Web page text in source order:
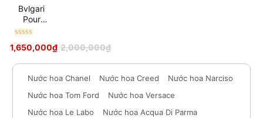
Bvlgari
Pour
Homme
hạng5sao 2,000,000₫
1,650,000₫
Nước hoa Chanel Nước hoa Creed
Nước hoa Narciso
Nước hoa Tom Ford
Nước hoa Versace
Nước hoa Le Labo
Nước hoa Acqua Di Parma